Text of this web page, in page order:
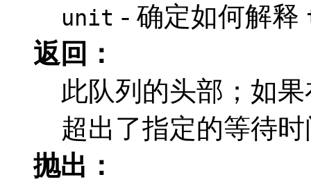
unit - 确定如何解释
返回：
此队列的头部；如
超出了指定的等待
抛出：